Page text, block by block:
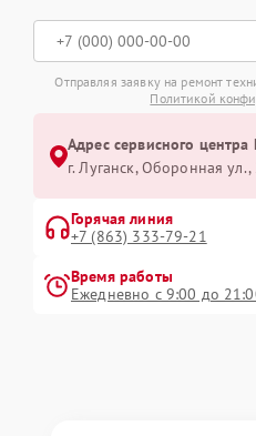
Отправляя заявку на ремонт
Политикой
Адрес сервисного центра
г. Луганск, Оборонная ул.,
Горячая линия
+7 (863) 333-79-21
Время работы
Ежедневно с 9:00 до